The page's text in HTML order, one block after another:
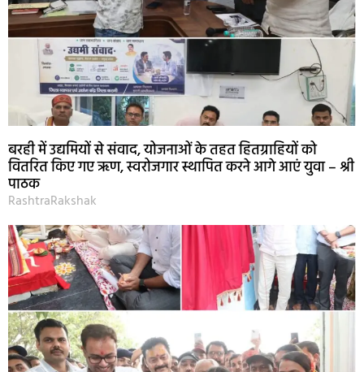
बरही में उद्यमियों से संवाद, योजनाओं के तहत हितग्राहियों को
वितरित किए गए ऋण, स्वरोजगार स्थापित करने आगे आएं युवा – श्री
पाठक
RashtraRakshak